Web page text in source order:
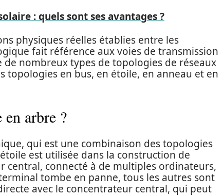
: quels sont ses avantages ?
physiques réelles établies entre les
fait référence aux voies de transmission
de nombreux types de topologies de réseaux
topologies en bus, en étoile, en anneau et en
en arbre ?
qui est une combinaison des topologies
est utilisée dans la construction de
central, connecté à de multiples ordinateurs,
tombe en panne, tous les autres sont
avec le concentrateur central, qui peut